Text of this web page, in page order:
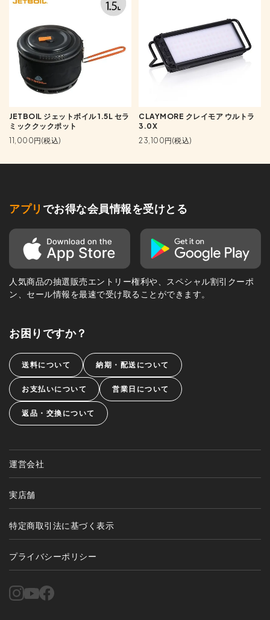
JETBOIL ジェットボイル 1.5L セラ
ミッククックポット
11,000円(税込)
CLAYMORE クレイモア ウルトラ
3.0X
23,100円(税込)
アプリ でお得な会員情報を受けとる
人気商品の抽選販売エントリー権利や、スペシャル割引クーポ
ン、セール情報を最速で受け取ることができます。
お困りですか？
送料について 納期・配送について
お支払いについて 営業日について
返品・交換について
運営会社
実店舗
特定商取引法に基づく表示
プライバシーポリシー